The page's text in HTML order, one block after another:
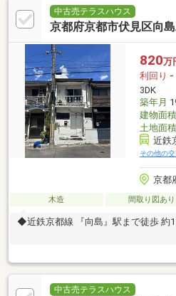
中古売テラスハウス
京都府京都市伏見区向
820万
利回り -
3DK
築年月
建物面積
土地面積
近鉄
その他の交
京都
木造 間取り図あり
◆近鉄京都線 『向島』駅まで徒歩 約
中古売テラスハウス